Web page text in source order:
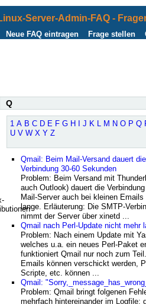
Server-Admin-FAQ -
Frage stellen
Neue FAQ eintragen
Q
1 A B C D E F G H J K L M N O P Q
U V W X Y Z
Qmail: Beim Mail-Versand dauert die
Verbindung 30-60 Sekunden
Problem: Beim Versand mit
auch Outlook) dauert die
Mail-Server auch bei kleinen Emails
lange. Erläuterung: Die SMTP-
nimmt der Server über xinetd ...
Qmail nach Perl-Update nicht mehr
Problem: Nach einem Update mit
welches u.a. ein neues Perl-Paket
funktioniert Qmail nur noch zum
Emails können verschickt werden,
Scripte, etc. können ...
Qmail:
Problem: Qmail bringt folgenen
mehrfach hintereinander im Logfile: